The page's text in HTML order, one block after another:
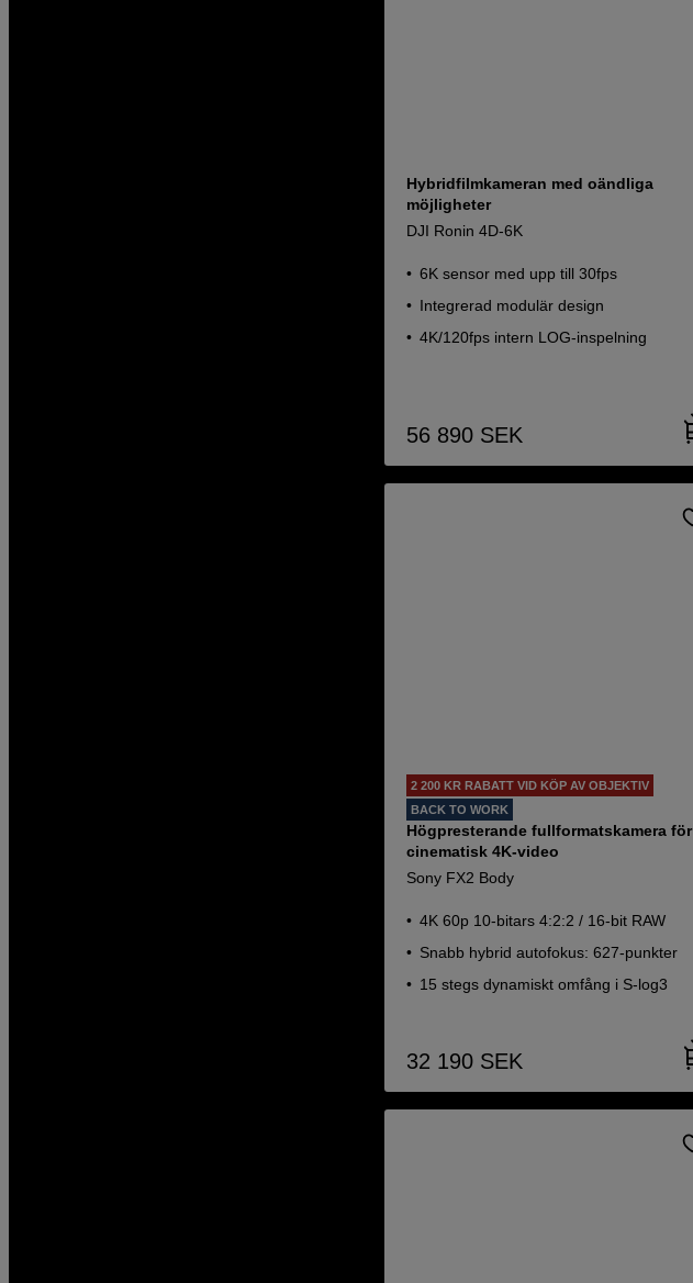
Hybridfilmkameran med oändliga
möjligheter
DJI Ronin 4D-6K
6K sensor med upp till 30fps
Integrerad modulär design
4K/120fps intern LOG-inspelning
56 890 SEK
2 200 KR RABATT VID KÖP AV OBJEKTIV
BACK TO WORK
Högpresterande fullformatskamera för
cinematisk 4K-video
Sony FX2 Body
4K 60p 10-bitars 4:2:2 / 16-bit RAW
Snabb hybrid autofokus: 627-punkter
15 stegs dynamiskt omfång i S-log3
32 190 SEK